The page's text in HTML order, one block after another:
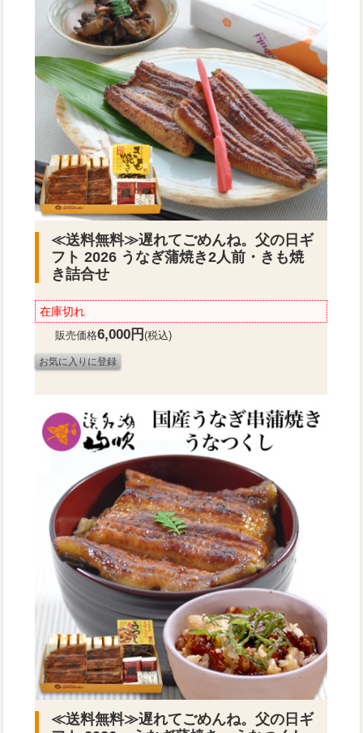
≪送料無料≫遅れてごめんね。父の日ギ
フト 2026 うなぎ蒲焼き2人前・きも焼
き詰合せ
在庫切れ
販売価格6,000円(税込)
≪送料無料≫遅れてごめんね。父の日ギ